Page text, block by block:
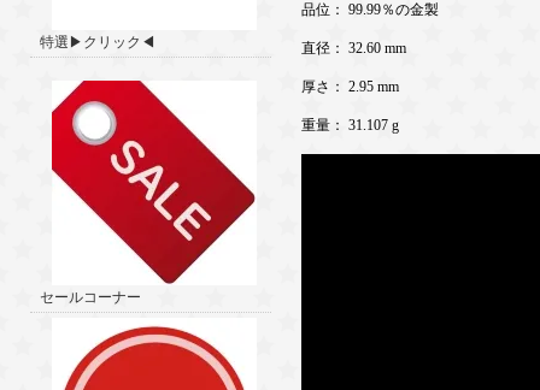
特選▶クリック◀
セールコーナー
品位： 99.99％の金製
直径： 32.60 mm
厚さ： 2.95 mm
重量： 31.107 g